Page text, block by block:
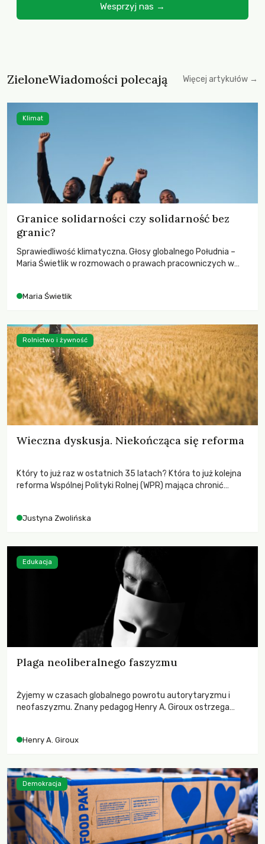
Wesprzyj nas →
ZieloneWiadomości polecają Więcej artykułów →
Granice solidarności czy solidarność bez
granic?
Sprawiedliwość klimatyczna. Głosy globalnego Południa –
Maria Świetlik w rozmowach o prawach pracowniczych w
Maria Świetlik
Klimat
Wieczna dyskusja. Niekończąca się reforma
Który to już raz w ostatnich 35 latach? Która to już kolejna
reforma Wspólnej Polityki Rolnej (WPR) mająca chronić
Justyna Zwolińska
Rolnictwo i żywność
Plaga neoliberalnego faszyzmu
Żyjemy w czasach globalnego powrotu autorytaryzmu i
neofaszyzmu. Znany pedagog Henry A. Giroux ostrzega
wychowają świadomych obywateli?
Henry A. Giroux
Edukacja
Demokracja